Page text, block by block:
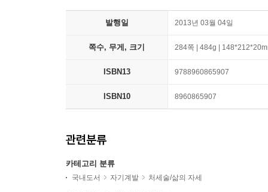
발행일 2013년 03월 04일
쪽수, 무게, 크기 284쪽 | 484g |
ISBN13 9788960865907
ISBN10 8960865907
관련분류
카테고리 분류
국내도서 자기계발 처세술/삶의 자세